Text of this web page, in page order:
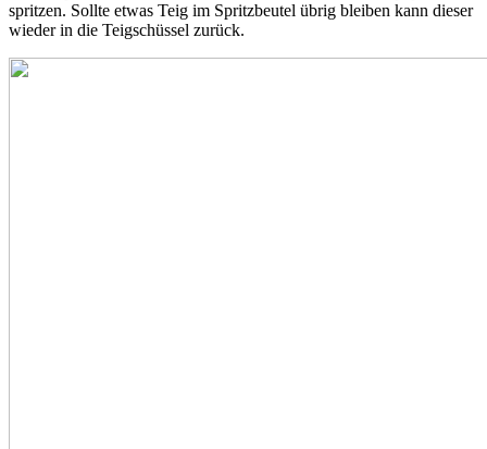
spritzen. Sollte etwas Teig im Spritzbeutel übrig bleiben kann dieser
wieder in die Teigschüssel zurück.